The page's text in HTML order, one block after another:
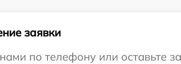
заявки
по телефону или оставьте